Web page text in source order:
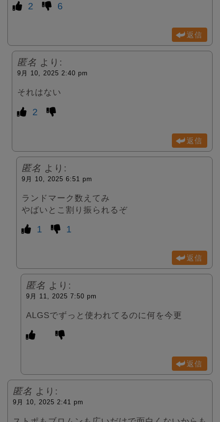
2 6
返信
匿名 より:
9月 10, 2025 2:40 pm
それはない
2
返信
匿名 より:
9月 10, 2025 6:51 pm
ランドマーク数えてみ
やばいとこ割り振られるぞ
1 1
返信
匿名 より:
9月 11, 2025 7:50 pm
ALGSでずっと使われてるのに何を今更
返信
匿名 より:
9月 10, 2025 2:41 pm